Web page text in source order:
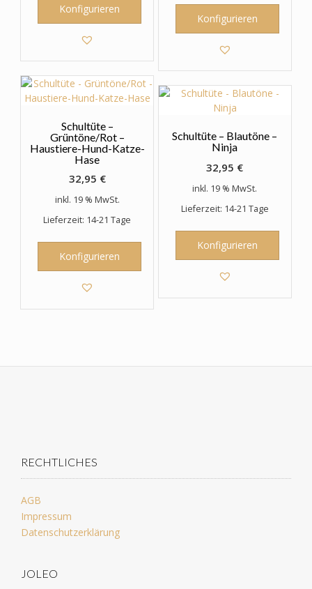
Konfigurieren
Konfigurieren
Schultüte –
Grüntöne/Rot –
Haustiere-Hund-Katze-
Hase
32,95 €
inkl. 19 % MwSt.
Lieferzeit: 14-21 Tage
Konfigurieren
Schultüte – Blautöne –
Ninja
32,95 €
inkl. 19 % MwSt.
Lieferzeit: 14-21 Tage
Konfigurieren
RECHTLICHES
AGB
Impressum
Datenschutzerklärung
JOLEO